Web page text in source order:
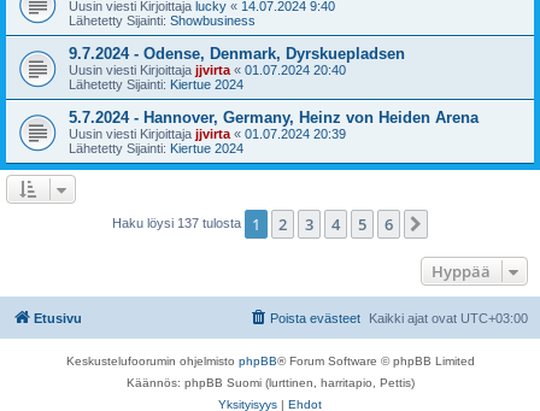
Uusin viesti Kirjoittaja lucky « 14.07.2024 9:40
Lähetetty Sijainti: Showbusiness
9.7.2024 - Odense, Denmark, Dyrskuepladsen
Uusin viesti Kirjoittaja jjvirta « 01.07.2024 20:40
Lähetetty Sijainti: Kiertue 2024
5.7.2024 - Hannover, Germany, Heinz von Heiden Arena
Uusin viesti Kirjoittaja jjvirta « 01.07.2024 20:39
Lähetetty Sijainti: Kiertue 2024
Haku löysi 137 tulosta 1 2 3 4 5 6
Hyppää
Etusivu Kaikki ajat ovat UTC+03:00
Poista evästeet
Keskustelufoorumin ohjelmisto phpBB® Forum Software © phpBB Limited
Käännös: phpBB Suomi (lurttinen, harritapio, Pettis)
Yksityisyys | Ehdot